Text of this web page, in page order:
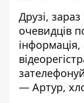
Друзі,
очевидців
інформація,
— Артур,